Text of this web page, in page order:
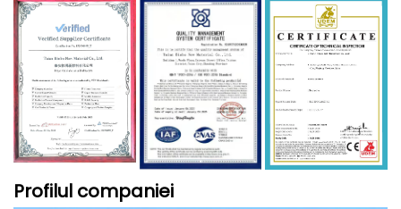
Profilul companiei